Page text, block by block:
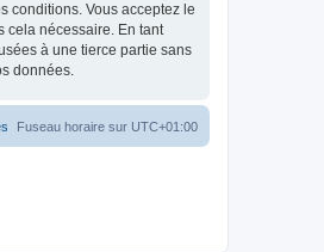
conditions. Vous acceptez le
cela nécessaire. En tant
à une tierce partie sans
données.
Fuseau horaire sur UTC+01:00